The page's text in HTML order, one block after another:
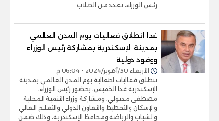
رئيس الوزراء، بعدد من الطلاب
غدا انطلاق فعاليات يوم المدن العالمي
بمدينة الإسكندرية بمشاركة رئيس الوزراء
ووفود دولية
الأربعاء 30/أكتوبر/2024 - 06:04 م
تنطلق فعاليات احتفالية يوم المدن العالمي بمدينة
الإسكندرية غدا الخميس، بحضور رئيس الوزراء،
مصطفى مدبولي، ومشاركة وزراء التنمية المحلية
والإسكان والتخطيط والتعاون الدولي والتعليم العالي
والشباب والرياضة ومحافظ الإسكندرية، وذلك ضمن